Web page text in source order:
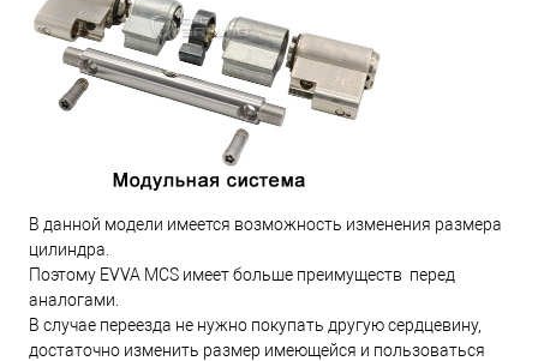
В данной модели имеется возможность изменения размера
цилиндра.
Поэтому EVVA MCS имеет больше преимуществ перед
аналогами.
В случае переезда не нужно покупать другую сердцевину,
достаточно изменить размер имеющейся и пользоваться